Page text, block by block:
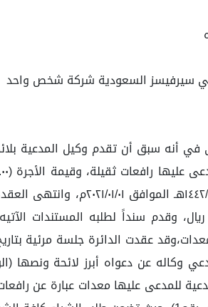
سيرفيسز السعودية شركة شخص واحد